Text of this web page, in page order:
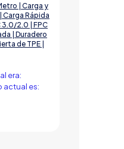
| Carga y
Rápida
3.0/2.0 | FPC
| Duradero
de TPE |
era:
actual es: